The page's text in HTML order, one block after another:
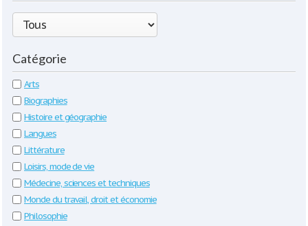
Catégorie
Arts
Biographies
Histoire et géographie
Langues
Littérature
Loisirs, mode de vie
Médecine, sciences et techniques
Monde du travail, droit et économie
Philosophie